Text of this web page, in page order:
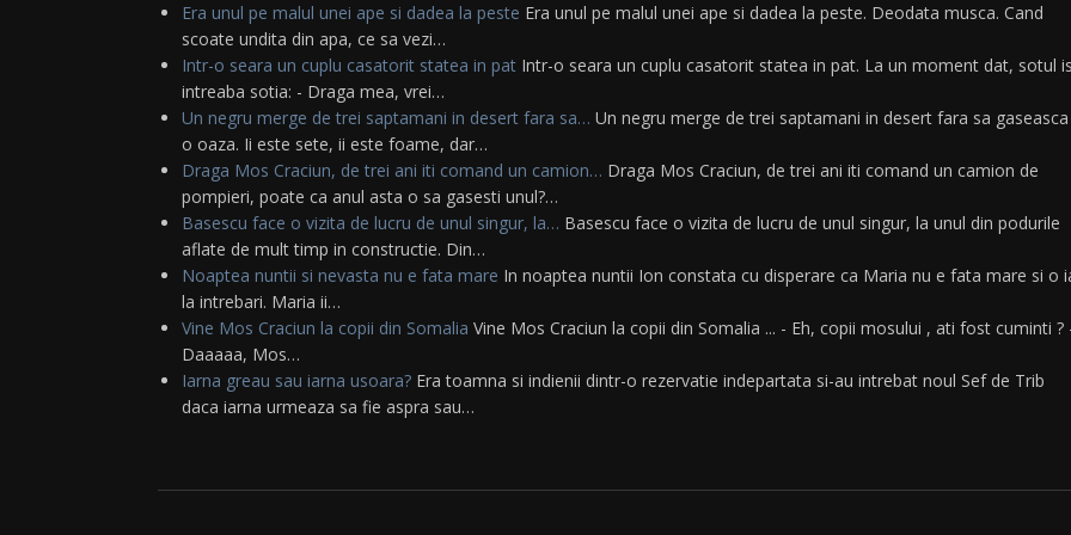
Era unul pe malul unei ape si dadea la peste Era unul pe malul unei ape si dadea la peste. Deodata musca. Cand
scoate undita din apa, ce sa vezi…
Intr-o seara un cuplu casatorit statea in pat Intr-o seara un cuplu casatorit statea in pat. La un moment dat, sotul
intreaba sotia: - Draga mea, vrei…
Un negru merge de trei saptamani in desert fara sa… Un negru merge de trei saptamani in desert fara sa gaseasca
o oaza. Ii este sete, ii este foame, dar…
Draga Mos Craciun, de trei ani iti comand un camion… Draga Mos Craciun, de trei ani iti comand un camion de
pompieri, poate ca anul asta o sa gasesti unul?…
Basescu face o vizita de lucru de unul singur, la… Basescu face o vizita de lucru de unul singur, la unul din podurile
aflate de mult timp in constructie. Din…
Noaptea nuntii si nevasta nu e fata mare In noaptea nuntii Ion constata cu disperare ca Maria nu e fata mare si o
la intrebari. Maria ii…
Vine Mos Craciun la copii din Somalia Vine Mos Craciun la copii din Somalia ... - Eh, copii mosului , ati fost cuminti ?
Daaaaa, Mos…
Iarna greau sau iarna usoara? Era toamna si indienii dintr-o rezervatie indepartata si-au intrebat noul Sef de Trib
daca iarna urmeaza sa fie aspra sau…